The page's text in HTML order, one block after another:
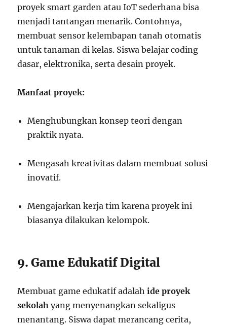
proyek smart garden atau IoT sederhana bisa
menjadi tantangan menarik. Contohnya,
membuat sensor kelembapan tanah otomatis
untuk tanaman di kelas. Siswa belajar coding
dasar, elektronika, serta desain proyek.
Manfaat proyek:
Menghubungkan konsep teori dengan
praktik nyata.
Mengasah kreativitas dalam membuat solusi
inovatif.
Mengajarkan kerja tim karena proyek ini
biasanya dilakukan kelompok.
9. Game Edukatif Digital
Membuat game edukatif adalahide proyek
sekolah yang menyenangkan sekaligus
menantang. Siswa dapat merancang cerita,